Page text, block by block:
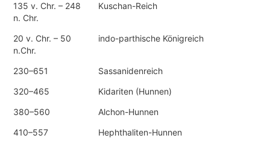
135 v. Chr. – 248
n. Chr.
Kuschan-Reich
20 v. Chr. – 50
n.Chr.
indo-parthische Königreich
230–651
Sassanidenreich
320–465
Kidariten (Hunnen)
380–560
Alchon-Hunnen
410–557
Hephthaliten-Hunnen